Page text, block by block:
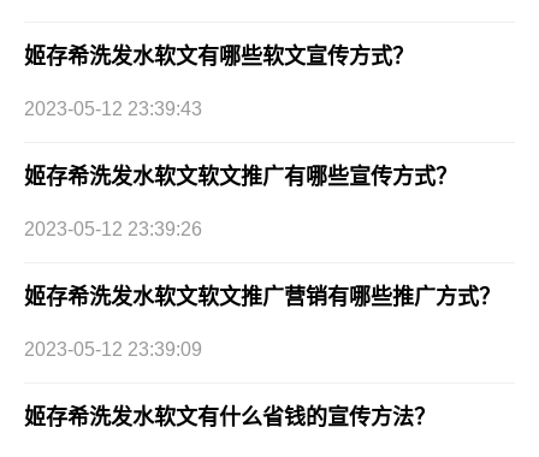
姬存希洗发水软文有哪些软文宣传方式？
2023-05-12 23:39:43
姬存希洗发水软文软文推广有哪些宣传方式？
2023-05-12 23:39:26
姬存希洗发水软文软文推广营销有哪些推广方式？
2023-05-12 23:39:09
姬存希洗发水软文有什么省钱的宣传方法？